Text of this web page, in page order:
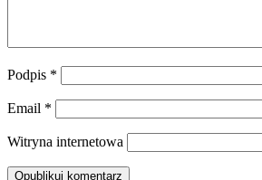
Podpis *
Email *
Witryna internetowa